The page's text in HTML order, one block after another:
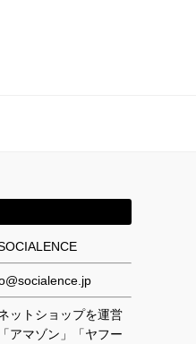
ットショップを運営
アマゾン」「ヤフー